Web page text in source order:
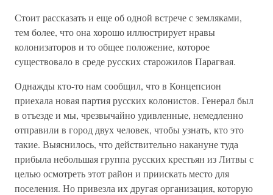
Стоит рассказать и еще об одной встрече с земляками,
тем более, что она хорошо иллюстрирует нравы
колонизаторов и то общее положение, которое
существовало в среде русских старожилов Парагвая.
Однажды кто-то нам сообщил, что в Концепсион
приехала новая партия русских колонистов. Генерал был
в отъезде и мы, чрезвычайно удивленные, немедленно
отправили в город двух человек, чтобы узнать, кто это
такие. Выяснилось, что действительно накануне туда
прибыла небольшая группа русских крестьян из Литвы с
целью осмотреть этот район и приискать место для
поселения. Но привезла их другая организация, которую